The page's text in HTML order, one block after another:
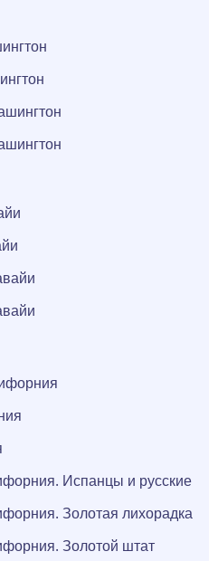
Испанцы и русские
Золотая лихорадка
Золотой штат